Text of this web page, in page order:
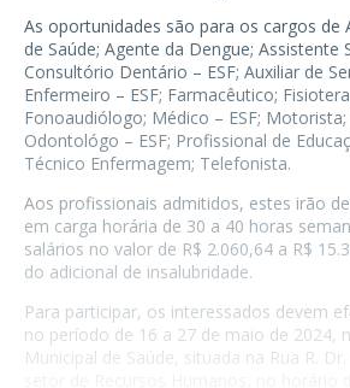
As oportunidades são para os cargos de
de Saúde; Agente da Dengue; Assistente
Consultório Dentário – ESF; Auxiliar de
Enfermeiro – ESF; Farmacêutico;
Fonoaudiólogo; Médico – ESF;
Odontológo – ESF; Profissional de
Técnico Enfermagem; Telefonista.
Aos profissionais admitidos, estes irão
em carga horária de 30 a 40 horas
salários no valor de R$ 2.060,64 a R$
do adicional de insalubridade.
Para participar, os interessados devem
no período de 16 a 27 de maio de 2024,
Municipal de Saúde, situada na Rua R.